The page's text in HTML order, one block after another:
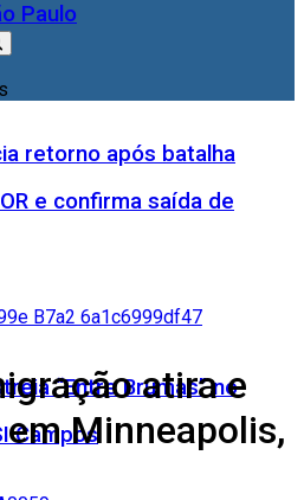
Paulo
retorno após batalha
e confirma saída de
“Entre Brumas” no
Campos
atira e
Minneapolis,